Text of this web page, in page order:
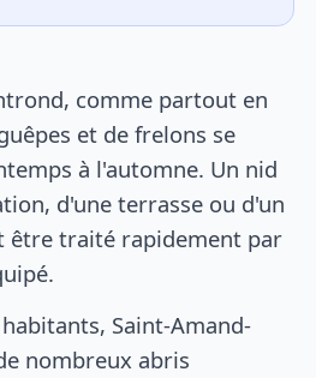
comme partout en
et de frelons se
à l'automne. Un nid
d'une terrasse ou d'un
être traité rapidement par
Saint-Amand-
nombreux abris